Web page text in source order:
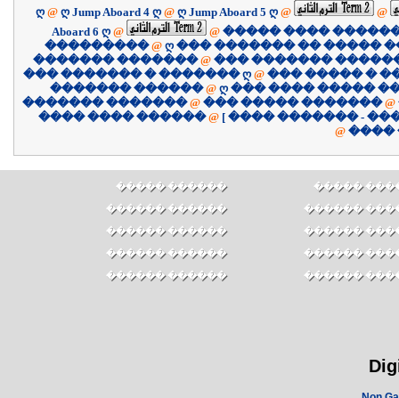
ღ @ ღ Jump Aboard 4 ღ @ ღ Jump Aboard 5 ღ @
@
Aboard 6 ღ @ @ ����� ����
��������� @ ღ ��� ������� �� �����
������� ������� @ ��� �������
��� ������� � ������� ღ @ ��� ����� �
������� ������ @ ღ ��� ���� �����
������� ������� @ ��� ����� ������� @
@
������ ���� ����
@
������ �����
������ ������
������ ������
������ ������
������ ������
������
������
������
������
������